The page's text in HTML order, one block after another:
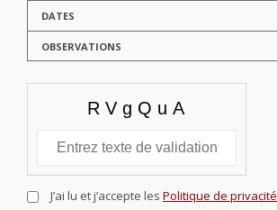
DATES
OBSERVATIONS
J’ai lu et j’accepte les Politique de privacité